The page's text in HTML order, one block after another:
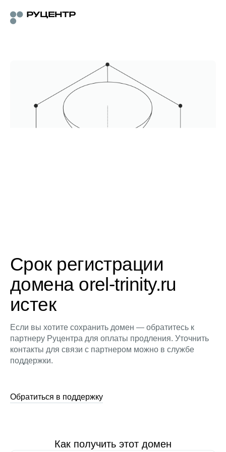
Срок регистрации
домена orel-trinity.ru
истек
Если вы хотите сохранить домен — обратитесь к
партнеру Руцентра для оплаты продления. Уточнить
контакты для связи с партнером можно в службе
поддержки.
Обратиться в поддержку
Как получить этот домен